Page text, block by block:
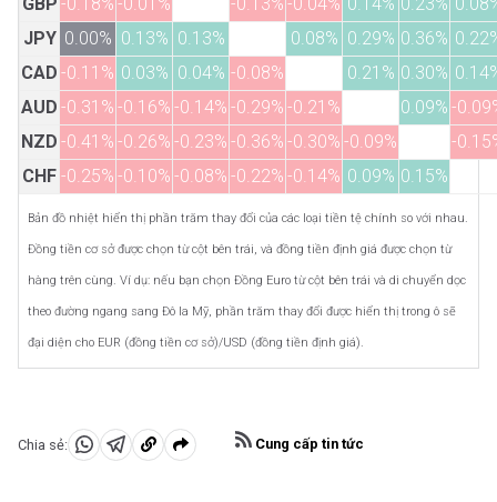
JPY 0.00% 0.13% 0.13% 0.08% 0.29% 0.36%
CAD -0.11% 0.03% 0.04% -0.08% 0.21% 0.30%
AUD -0.31% -0.16% -0.14% -0.29% -0.21% 0.09% -
NZD -0.41% -0.26% -0.23% -0.36% -0.30% -0.09%
-
CHF -0.25% -0.10% -0.08% -0.22% -0.14% 0.09% 0.15%
Bản đồ nhiệt hiển thị phần trăm thay đổi của các loại tiền tệ chính so với nhau.
Đồng tiền cơ sở được chọn từ cột bên trái, và đồng tiền định giá được chọn từ
hàng trên cùng. Ví dụ: nếu bạn chọn Đồng Euro từ cột bên trái và di chuyển dọc
theo đường ngang sang Đô la Mỹ, phần trăm thay đổi được hiển thị trong ô sẽ
đại diện cho EUR (đồng tiền cơ sở)/USD (đồng tiền định giá).
Chia sẻ:
Chia Chia Sao
Cung cấp tin tức